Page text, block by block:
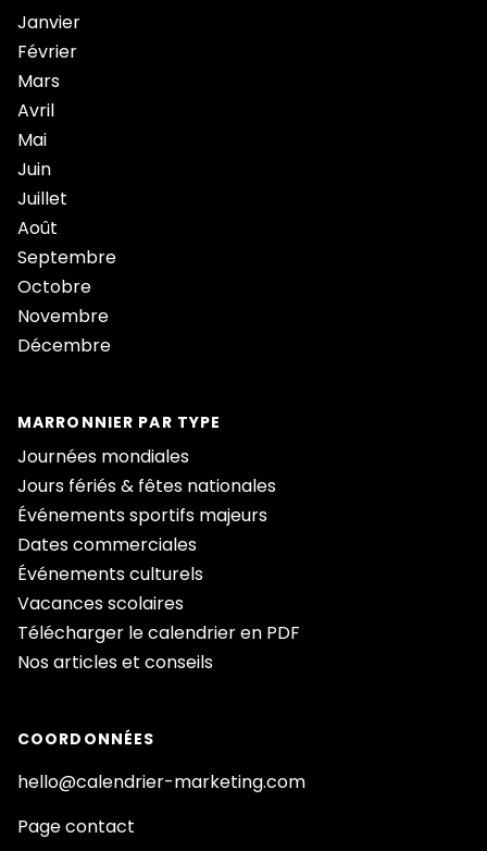
Janvier
Février
Mars
Avril
Mai
Juin
Juillet
Août
Septembre
Octobre
Novembre
Décembre
MARRONNIER PAR TYPE
Journées mondiales
Jours fériés & fêtes nationales
Événements sportifs majeurs
Dates commerciales
Événements culturels
Vacances scolaires
Télécharger le calendrier en PDF
Nos articles et conseils
COORDONNÉES
hello@calendrier-marketing.com
Page contact